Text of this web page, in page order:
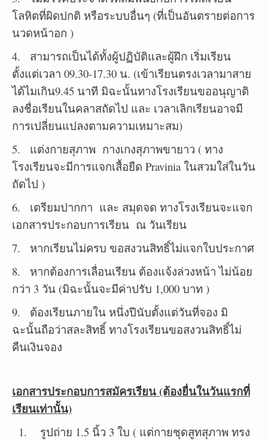
โลหิตที่ผิดปกติ หรือระบบอื่นๆ (ที่เป็นอันตรายต่อการ
นวดหน้าอก )
4. สามารถเป็นได้ทั้งผู้ปฏิบัติและผู้ฝึก เริ่มเรียน
ตั้งแต่เวลา 09.30-17.30 น. (เข้าเรียนตรงเวลามาสาย
ได้ไมเกิน9.45 นาที มิฉะนั้นทางโรงเรียนขออนุญาติ
ลงชื่อเรียนในคลาสถัดไป และ เวลาเลิกเรียนอาจมี
การเปลี่ยนแปลงตามความเหมาะสม)
5. แต่งกายสุภาพ กางเกงสุภาพขายาว ( ทาง
โรงเรียนจะมีการแจกเสื้อยืด Pravinia ในสวมใส่ในวัน
ถัดไป )
6. เตรียมปากกา และ สมุดจด ทางโรงเรียนจะแจก
เอกสารประกอบการเรียน ณ วันเรียน
7. หากเรียนไม่ครบ ขอสงวนสิทธิ์ไม่แจกใบประกาศ
8. หากต้องการเลื่อนเรียน ต้องแจ้งล่วงหน้า ไม่น้อย
กว่า 3 วัน (มิฉะนั้นจะมีค่าปรับ 1,000 บาท )
9. ต้องเรียนภายใน หนึ่งปีนับตั้งแต่วันที่จอง มิ
ฉะนั้นถือว่าสละสิทธิ์ ทางโรงเรียนขอสงวนสิทธิ์ไม่
คืนเงินจอง
เอกสารประกอบการสมัครเรียน (ต้องยื่นในวันแรกที่
เรียนเท่านั้น)
1. รูปถ่าย 1.5 นิ้ว 3 ใบ ( แต่กายชุดสูทสุภาพ ทรง